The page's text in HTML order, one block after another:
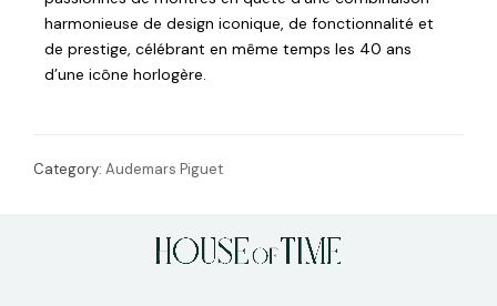
harmonieuse de design iconique, de fonctionnalité et
de prestige, célébrant en même temps les 40 ans
d’une icône horlogère.
Category: Audemars Piguet